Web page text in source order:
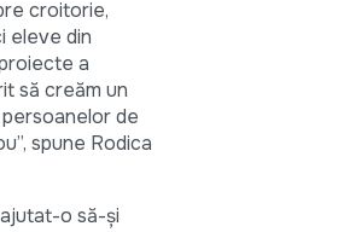
croitorie,
eleve din
a
să creăm un
de
spune Rodica
o să-și